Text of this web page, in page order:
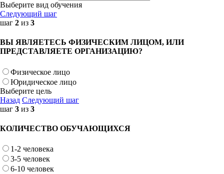
Выберите вид обучения
Следующий шаг
шаг 2 из 3
ВЫ ЯВЛЯЕТЕСЬ ФИЗИЧЕСКИМ ЛИЦОМ, ИЛИ
ПРЕДСТАВЛЯЕТЕ ОРГАНИЗАЦИЮ?
Физическое лицо
Юридическое лицо
Выберите цель
Назад Следующий шаг
шаг 3 из 3
КОЛИЧЕСТВО ОБУЧАЮЩИХСЯ
1-2 человека
3-5 человек
6-10 человек